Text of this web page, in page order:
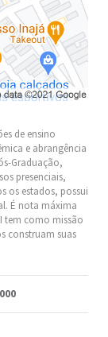
de ensino
e abrangência
Graduação,
presenciais,
os estados, possui
É nota máxima
tem como missão
construam suas